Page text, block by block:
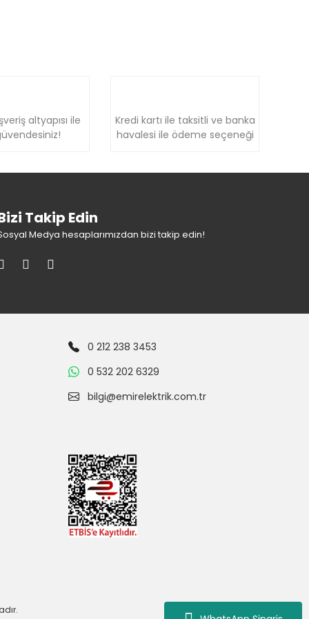
altyapısı ile
Kredi kartı ile taksitli ve banka
havalesi ile ödeme seçeneği
Takip Edin
Medya hesaplarımızdan bizi takip edin!
0 212 238 3453
0 532 202 6329
bilgi@emirelektrik.com.tr